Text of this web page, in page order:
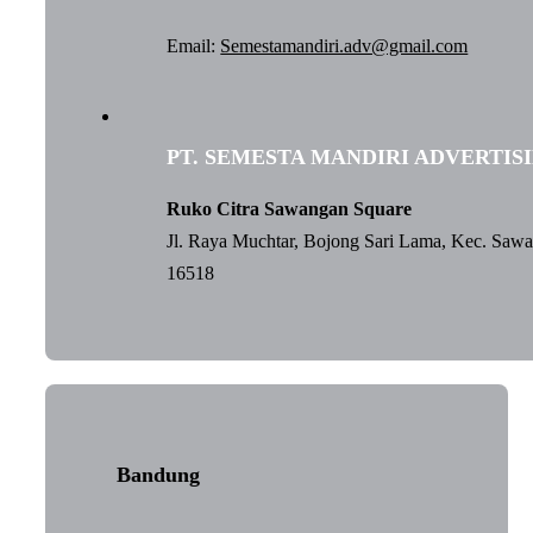
Email: Semestamandiri.adv@gmail.com
PT. SEMESTA MANDIRI
Ruko Citra Sawangan Square
Jl. Raya Muchtar, Bojong Sari Lama, Kec.
16518
Bandung